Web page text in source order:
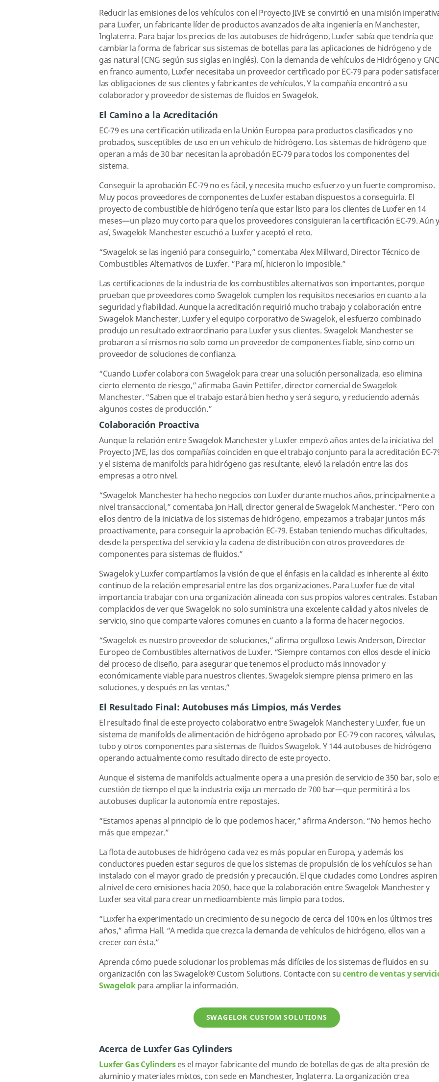
Reducir las emisiones de los vehículos con el Proyecto JIVE se convirtió en una misión
para Luxfer, un fabricante líder de productos avanzados de alta ingeniería en Manchester,
Inglaterra. Para bajar los precios de los autobuses de hidrógeno, Luxfer sabía que tendría que
cambiar la forma de fabricar sus sistemas de botellas para las aplicaciones de hidrógeno y de
gas natural (CNG según sus siglas en inglés). Con la demanda de vehículos de Hidrógeno y GNC
en franco aumento, Luxfer necesitaba un proveedor certificado por EC-79 para poder
las obligaciones de sus clientes y fabricantes de vehículos. Y la compañía encontró a su
colaborador y proveedor de sistemas de fluidos en Swagelok.
El Camino a la Acreditación
EC-79 es una certificación utilizada en la Unión Europea para productos clasificados y no
probados, susceptibles de uso en un vehículo de hidrógeno. Los sistemas de hidrógeno que
operan a más de 30 bar necesitan la aprobación EC-79 para todos los componentes del
sistema.
Conseguir la aprobación EC-79 no es fácil, y necesita mucho esfuerzo y un fuerte compromiso.
Muy pocos proveedores de componentes de Luxfer estaban dispuestos a conseguirla. El
proyecto de combustible de hidrógeno tenía que estar listo para los clientes de Luxfer en 14
meses—un plazo muy corto para que los proveedores consiguieran la certificación EC-79. Aún y
así, Swagelok Manchester escuchó a Luxfer y aceptó el reto.
“Swagelok se las ingenió para conseguirlo,” comentaba Alex Millward, Director Técnico de
Combustibles Alternativos de Luxfer. “Para mí, hicieron lo imposible.”
Las certificaciones de la industria de los combustibles alternativos son importantes, porque
prueban que proveedores como Swagelok cumplen los requisitos necesarios en cuanto a la
seguridad y fiabilidad. Aunque la acreditación requirió mucho trabajo y colaboración entre
Swagelok Manchester, Luxfer y el equipo corporativo de Swagelok, el esfuerzo combinado
produjo un resultado extraordinario para Luxfer y sus clientes. Swagelok Manchester se
probaron a sí mismos no solo como un proveedor de componentes fiable, sino como un
proveedor de soluciones de confianza.
“Cuando Luxfer colabora con Swagelok para crear una solución personalizada, eso elimina
cierto elemento de riesgo,” afirmaba Gavin Pettifer, director comercial de Swagelok
Manchester. “Saben que el trabajo estará bien hecho y será seguro, y reduciendo además
algunos costes de producción.”
Colaboración Proactiva
Aunque la relación entre Swagelok Manchester y Luxfer empezó años antes de la iniciativa del
Proyecto JIVE, las dos compañías coinciden en que el trabajo conjunto para la acreditación EC-
y el sistema de manifolds para hidrógeno gas resultante, elevó la relación entre las dos
empresas a otro nivel.
“Swagelok Manchester ha hecho negocios con Luxfer durante muchos años, principalmente a
nivel transaccional,” comentaba Jon Hall, director general de Swagelok Manchester. “Pero con
ellos dentro de la iniciativa de los sistemas de hidrógeno, empezamos a trabajar juntos más
proactivamente, para conseguir la aprobación EC-79. Estaban teniendo muchas dificultades,
desde la perspectiva del servicio y la cadena de distribución con otros proveedores de
componentes para sistemas de fluidos.”
Swagelok y Luxfer compartíamos la visión de que el énfasis en la calidad es inherente al éxito
continuo de la relación empresarial entre las dos organizaciones. Para Luxfer fue de vital
importancia trabajar con una organización alineada con sus propios valores centrales. Estaban
complacidos de ver que Swagelok no solo suministra una excelente calidad y altos niveles de
servicio, sino que comparte valores comunes en cuanto a la forma de hacer negocios.
“Swagelok es nuestro proveedor de soluciones,” afirma orgulloso Lewis Anderson, Director
Europeo de Combustibles alternativos de Luxfer. “Siempre contamos con ellos desde el inicio
del proceso de diseño, para asegurar que tenemos el producto más innovador y
económicamente viable para nuestros clientes. Swagelok siempre piensa primero en las
soluciones, y después en las ventas.”
El Resultado Final: Autobuses más Limpios, más Verdes
El resultado final de este proyecto colaborativo entre Swagelok Manchester y Luxfer, fue un
sistema de manifolds de alimentación de hidrógeno aprobado por EC-79 con racores, válvulas,
tubo y otros componentes para sistemas de fluidos Swagelok. Y 144 autobuses de hidrógeno
operando actualmente como resultado directo de este proyecto.
Aunque el sistema de manifolds actualmente opera a una presión de servicio de 350 bar, solo
cuestión de tiempo el que la industria exija un mercado de 700 bar—que permitirá a los
autobuses duplicar la autonomía entre repostajes.
“Estamos apenas al principio de lo que podemos hacer,” afirma Anderson. “No hemos hecho
más que empezar.”
La flota de autobuses de hidrógeno cada vez es más popular en Europa, y además los
conductores pueden estar seguros de que los sistemas de propulsión de los vehículos se han
instalado con el mayor grado de precisión y precaución. El que ciudades como Londres aspiren
al nivel de cero emisiones hacia 2050, hace que la colaboración entre Swagelok Manchester y
Luxfer sea vital para crear un medioambiente más limpio para todos.
“Luxfer ha experimentado un crecimiento de su negocio de cerca del 100% en los últimos tres
años,” afirma Hall. “A medida que crezca la demanda de vehículos de hidrógeno, ellos van a
crecer con ésta.”
Aprenda cómo puede solucionar los problemas más difíciles de los sistemas de fluidos en su
organización con las Swagelok® Custom Solutions. Contacte con sucentro de ventas y
Swagelokpara ampliar la información.
SWAGELOK CUSTOM SOLUTIONS
Acerca de Luxfer Gas Cylinders
Luxfer Gas Cylinderses el mayor fabricante del mundo de botellas de gas de alta presión de
aluminio y materiales mixtos, con sede en Manchester, Inglaterra. La organización crea